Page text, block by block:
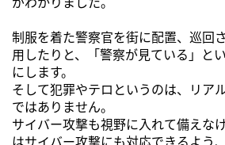
制服を着た警察官を街に配置、巡回
用したりと、「警察が見ている」と
にします。
そして犯罪やテロというのは、リア
ではありません。
サイバー攻撃も視野に入れて備えな
はサイバー攻撃にも対応できるよう